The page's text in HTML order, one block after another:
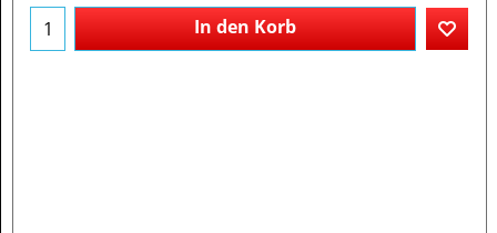
In den Korb